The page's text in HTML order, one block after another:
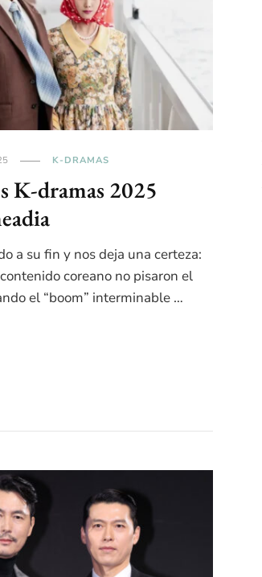
K-DRAMAS
K-dramas 2025
a su fin y nos deja una certeza:
coreano no pisaron el
el “boom” interminable …